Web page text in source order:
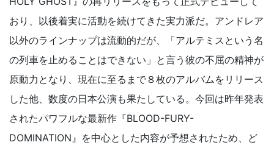
おり、以後着実に活動を続けてきた実力派だ。アンドレア
以外のラインナップは流動的だが、「アルテミスという名
の列車を止めることはできない」と言う彼の不屈の精神が
原動力となり、現在に至るまで８枚のアルバムをリリース
した他、数度の日本公演も果たしている。今回は昨年発表
されたパワフルな最新作『BLOOD-FURY-
DOMINATION』を中心とした内容が予想されたため、ど